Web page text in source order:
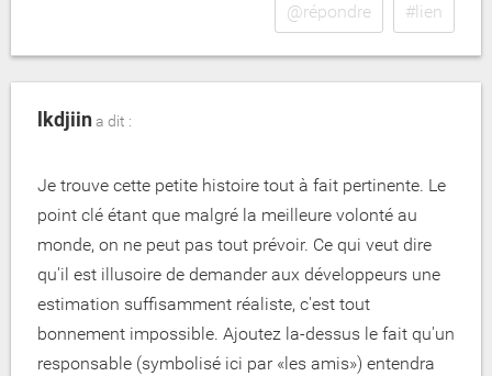
@répondre #lien
lkdjiina dit :
Je trouve cette petite histoire tout à fait pertinente. Le
point clé étant que malgré la meilleure volonté au
monde, on ne peut pas tout prévoir. Ce qui veut dire
qu'il est illusoire de demander aux développeurs une
estimation suffisamment réaliste, c'est tout
bonnement impossible. Ajoutez la-dessus le fait qu'un
responsable (symbolisé ici par «les amis») entendra